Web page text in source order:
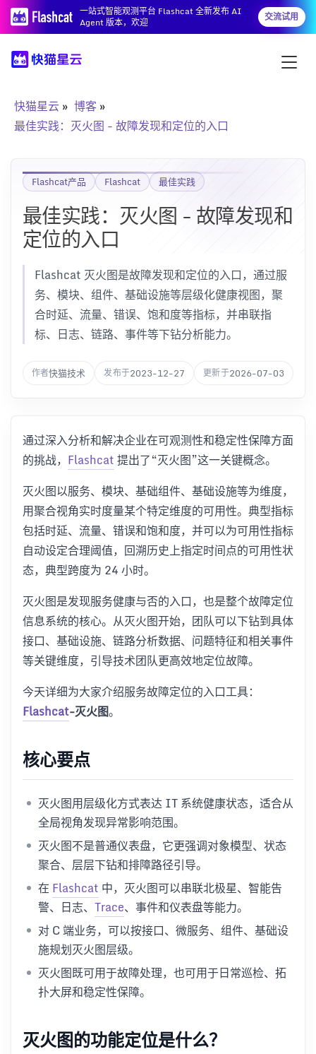
一站式智能观测平台 Flashcat 全新发布 AI
Agent 版本，欢迎
交流试用
快猫星云
博客
最佳实践：灭火图 - 故障发现和定位的入口
Flashcat产品 Flashcat 最佳实践
最佳实践：灭火图 - 故障发现和
定位的入口
Flashcat 灭火图是故障发现和定位的入口，通过服
务、模块、组件、基础设施等层级化健康视图，聚
合时延、流量、错误、饱和度等指标，并串联指
标、日志、链路、事件等下钻分析能力。
作者快猫技术 发布于2023-12-27 更新于2026-07-03
通过深入分析和解决企业在可观测性和稳定性保障方面
的挑战， Flashcat提出了“灭火图”这一关键概念。
灭火图以服务、模块、基础组件、基础设施等为维度，
用聚合视角实时度量某个特定维度的可用性。典型指标
包括时延、流量、错误和饱和度，并可以为可用性指标
自动设定合理阈值，回溯历史上指定时间点的可用性状
态，典型跨度为 24 小时。
灭火图是发现服务健康与否的入口，也是整个故障定位
信息系统的核心。从灭火图开始，团队可以下钻到具体
接口、基础设施、链路分析数据、问题特征和相关事件
等关键维度，引导技术团队更高效地定位故障。
今天详细为大家介绍服务故障定位的入口工具：
Flashcat-灭火图。
核心要点
灭火图用层级化方式表达 IT 系统健康状态，适合从
全局视角发现异常影响范围。
灭火图不是普通仪表盘，它更强调对象模型、状态
聚合、层层下钻和排障路径引导。
在 Flashcat 中，灭火图可以串联北极星、智能告
警、日志、 Trace、事件和仪表盘等能力。
对 C 端业务，可以按接口、微服务、组件、基础设
施规划灭火图层级。
灭火图既可用于故障处理，也可用于日常巡检、拓
扑大屏和稳定性保障。
灭火图的功能定位是什么？